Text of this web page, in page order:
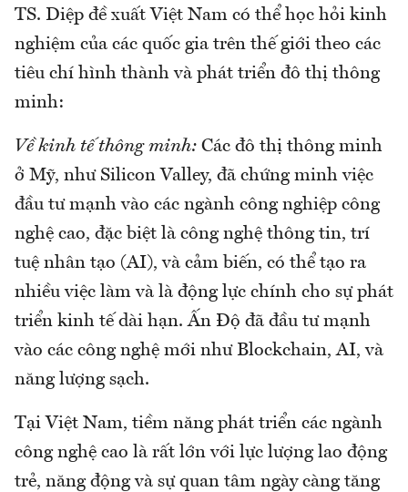
TS. Diệp đề xuất Việt Nam có thể học hỏi kinh
nghiệm của các quốc gia trên thế giới theo các
tiêu chí hình thành và phát triển đô thị thông
minh:
Về kinh tế thông minh: Các đô thị thông minh
ở Mỹ, như Silicon Valley, đã chứng minh việc
đầu tư mạnh vào các ngành công nghiệp công
nghệ cao, đặc biệt là công nghệ thông tin, trí
tuệ nhân tạo (AI), và cảm biến, có thể tạo ra
nhiều việc làm và là động lực chính cho sự phát
triển kinh tế dài hạn. Ấn Độ đã đầu tư mạnh
vào các công nghệ mới như Blockchain, AI, và
năng lượng sạch.
Tại Việt Nam, tiềm năng phát triển các ngành
công nghệ cao là rất lớn với lực lượng lao động
trẻ, năng động và sự quan tâm ngày càng tăng